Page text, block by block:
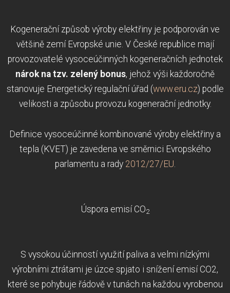
Kogenerační způsob výroby elektřiny je podporován ve
většině zemí Evropské unie. V České republice mají
provozovatelé vysoceúčinných kogeneračních jednotek
nárok na tzv. zelený bonus, jehož výši každoročně
stanovuje Energetický regulační úřad (www.eru.cz) podle
velikosti a způsobu provozu kogenerační jednotky.
Definice vysoceúčinné kombinované výroby elektřiny a
tepla (KVET) je zavedena ve směrnici Evropského
parlamentu a rady 2012/27/EU
Úspora emisí CO2
S vysokou účinností využití paliva a velmi nízkými
výrobními ztrátami je úzce spjato i snížení emisí CO2,
které se pohybuje řádově v tunách na každou vyrobenou